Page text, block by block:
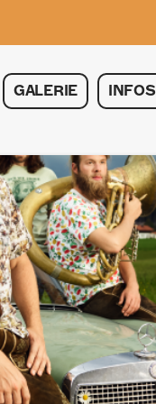
GALERIE INFOS